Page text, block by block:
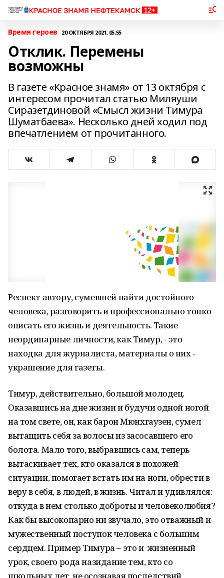
Время героев 20 ОКТЯБРЯ 2021, 05:55
Отклик. Перемены
возможны
В газете «Красное знамя» от 13 октября с
интересом прочитал статью Миляуши
Сиразетдиновой «Смысл жизни Тимура
Шуматбаева». Несколько дней ходил под
впечатлением от прочитанного.
Респект автору, сумевшей найти достойного
человека, разговорить и профессионально тонко
описать его жизнь и деятельность. Такие
неординарные личности, как Тимур, - это
находка для журналиста, материалы о них -
украшение для газеты.
Тимур, действительно, большой молодец.
Оказавшись на дне жизни и будучи одной ногой
на том свете, он, как барон Мюнхгаузен, сумел
вытащить себя за волосы из засосавшего его
болота. Мало того, выбравшись сам, теперь
вытаскивает тех, кто оказался в похожей
ситуации, помогает встать им на ноги, обрести в
веру в себя, в людей, в жизнь. Читал и удивлялся:
откуда в нем столько доброты и человеколюбия?
Как бы высокопарно ни звучало, это отважный и
мужественный поступок человека с большим
сердцем. Пример Тимура – это и жизненный
урок, своего рода назидание тем, кто со